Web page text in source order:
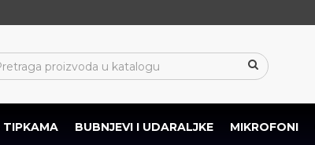
TIPKAMA BUBNJEVI I UDARALJKE MIKROFONI